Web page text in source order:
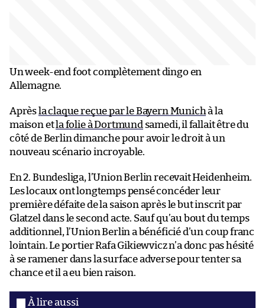
Un week-end foot complètement dingo en
Allemagne.
Aprèsla claque reçue par le Bayern Munichà la
maison etla folie à Dortmundsamedi, il fallait être du
côté de Berlin dimanche pour avoir le droit à un
nouveau scénario incroyable.
En 2. Bundesliga, l’Union Berlin recevait Heidenheim.
Les locaux ont longtemps pensé concéder leur
première défaite de la saison après le but inscrit par
Glatzel dans le second acte. Sauf qu’au bout du temps
additionnel, l’Union Berlin a bénéficié d’un coup franc
lointain. Le portier Rafa Gikiewvicz n’a donc pas hésité
à se ramener dans la surface adverse pour tenter sa
chance et il a eu bien raison.